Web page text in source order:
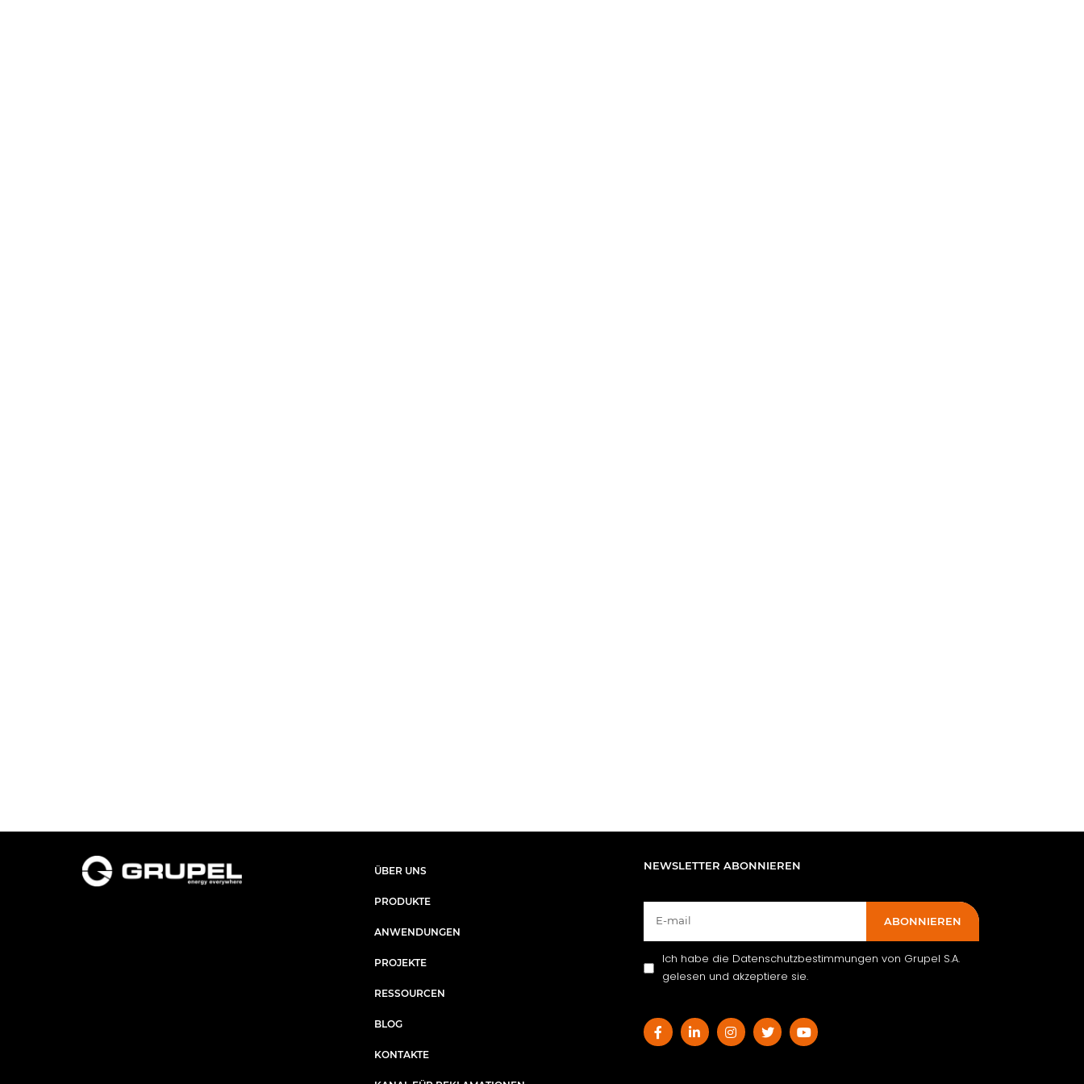
ÜBER UNS​
PRODUKTE
ANWENDUNGEN
PROJEKTE
RESSOURCEN
BLOG
KONTAKTE
NEWSLETTER ABONNIEREN
ABONNIEREN
Ich habe die Datenschutzbestimmungen von Grupel S.A.
gelesen und akzeptiere sie.